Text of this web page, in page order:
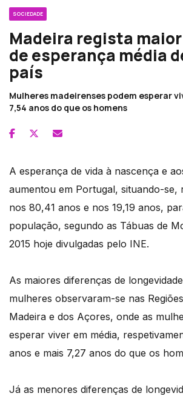
SOCIEDADE
Madeira regista
de esperança média
país
Mulheres madeirenses podem esperar
7,54 anos do que os homens
A esperança de vida à nascença e
aumentou em Portugal, situando-se,
nos 80,41 anos e nos 19,19 anos,
população, segundo as Tábuas de
2015 hoje divulgadas pelo INE.
As maiores diferenças de
mulheres observaram-se nas
Madeira e dos Açores, onde as
esperar viver em média,
anos e mais 7,27 anos do que os
Já as menores diferenças de